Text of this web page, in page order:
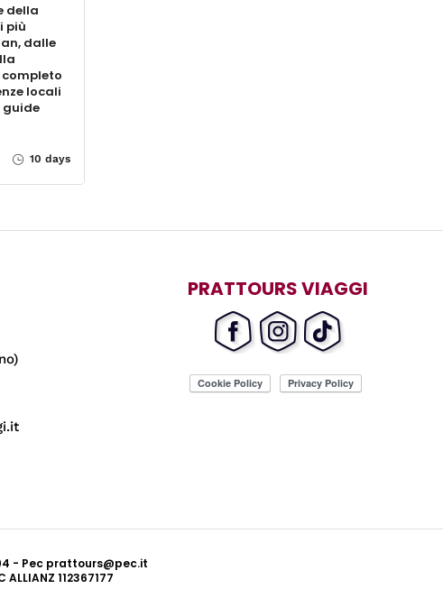
della
più
dalle
locali
10 days
PRATTOURS VIAGGI
- Pec prattours@pec.it
112367177